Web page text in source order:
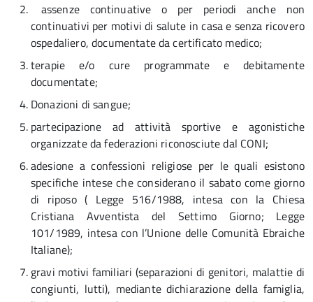
assenze continuative o per periodi anche non
continuativi per motivi di salute in casa e senza ricovero
ospedaliero, documentate da certificato medico;
terapie e/o cure programmate e debitamente
documentate;
Donazioni di sangue;
partecipazione ad attività sportive e agonistiche
organizzate da federazioni riconosciute dal CONI;
adesione a confessioni religiose per le quali esistono
specifiche intese che considerano il sabato come giorno
di riposo ( Legge 516/1988, intesa con la Chiesa
Cristiana Avventista del Settimo Giorno; Legge
101/1989, intesa con l’Unione delle Comunità Ebraiche
Italiane);
gravi motivi familiari (separazioni di genitori, malattie di
congiunti, lutti), mediante dichiarazione della famiglia,